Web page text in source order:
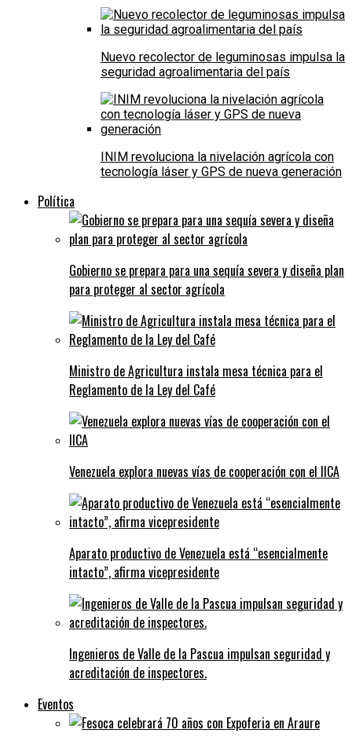
Nuevo recolector de leguminosas impulsa la
seguridad agroalimentaria del país
INIM revoluciona la nivelación agrícola con
tecnología láser y GPS de nueva generación
Política
Gobierno se prepara para una sequía severa y diseña plan
para proteger al sector agrícola
Ministro de Agricultura instala mesa técnica para el
Reglamento de la Ley del Café
Venezuela explora nuevas vías de cooperación con el IICA
Aparato productivo de Venezuela está “esencialmente
intacto”, afirma vicepresidente
Ingenieros de Valle de la Pascua impulsan seguridad y
acreditación de inspectores.
Eventos